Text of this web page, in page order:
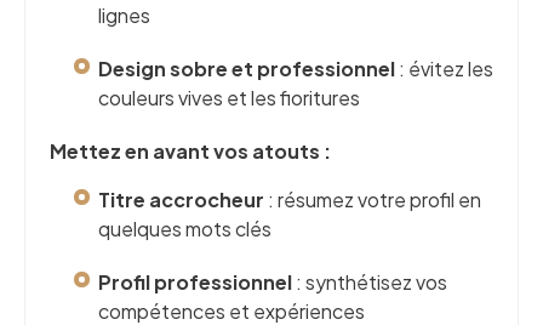
lignes
Design sobre et professionnel: évitez les
couleurs vives et les fioritures
Mettez en avant vos atouts :
Titre accrocheur : résumez votre profil en
quelques mots clés
Profil professionnel: synthétisez vos
compétences et expériences